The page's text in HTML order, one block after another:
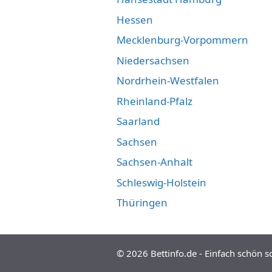
Hessen
Mecklenburg-Vorpommern
Niedersachsen
Nordrhein-Westfalen
Rheinland-Pfalz
Saarland
Sachsen
Sachsen-Anhalt
Schleswig-Holstein
Thüringen
© 2026 Bettinfo.de - Einfach schön